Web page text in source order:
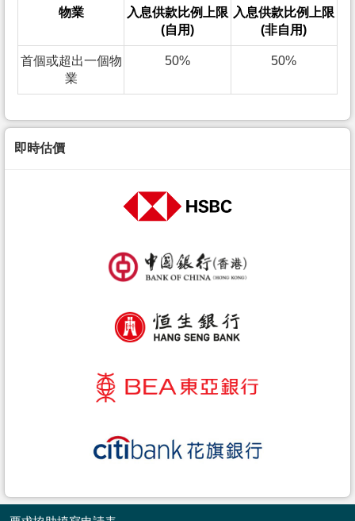
物業
入息供款比例上限
(自用)
入息供款比例上限
(非自用)
首個或超出一個物
業
50% 50%
即時估價